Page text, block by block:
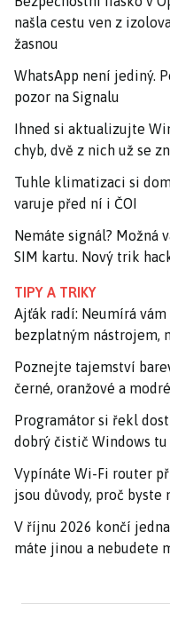
našla cestu ven z
žasnou
WhatsApp není jediný.
pozor na Signalu
Ihned si aktualizujte
chyb, dvě z nich už se
Tuhle klimatizaci si
varuje před ní i ČOI
Nemáte signál? Možná
SIM kartu. Nový trik
TIPY A TRIKY
Ajťák radí: Neumírá
bezplatným nástrojem,
Poznejte tajemství
černé, oranžové a
Programátor si řekl
dobrý čistič Windows
Vypínáte Wi-Fi router
jsou důvody, proč byste
V říjnu 2026 končí
máte jinou a nebudete